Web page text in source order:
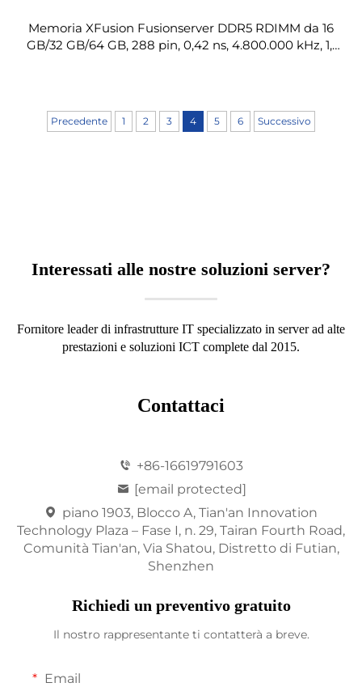
Memoria XFusion Fusionserver DDR5 RDIMM da 16
GB/32 GB/64 GB, 288 pin, 0,42 ns, 4.800.000 kHz, 1,1
Precedente 1 2 3 4 5 6 Successivo
Interessati alle nostre soluzioni server?
Fornitore leader di infrastrutture IT specializzato in server ad alte
prestazioni e soluzioni ICT complete dal 2015.
Contattaci
+86-16619791603
[email protected]
piano 1903, Blocco A, Tian'an Innovation
Technology Plaza – Fase I, n. 29, Tairan Fourth Road,
Comunità Tian'an, Via Shatou, Distretto di Futian,
Shenzhen
Richiedi un preventivo gratuito
Il nostro rappresentante ti contatterà a breve.
Email